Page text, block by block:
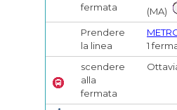
fermata
(MA)
Prendere
la linea
1
scendere
alla
fermata